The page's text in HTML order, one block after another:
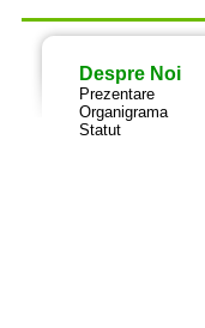
Despre Noi
Prezentare
Organigrama
Statut